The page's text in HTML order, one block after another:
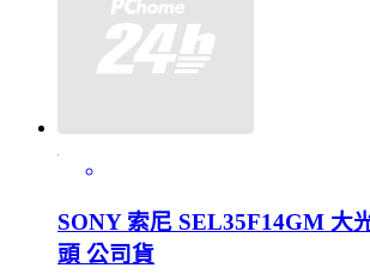
SONY 索尼 SEL35F14GM 大
頭 公司貨